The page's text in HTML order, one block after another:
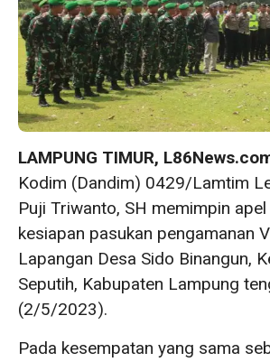
LAMPUNG TIMUR,
Kodim (Dandim) 0429/Lamtim
Puji Triwanto, SH memimpin
kesiapan pasukan pengamanan
Lapangan Desa Sido Binangun,
Seputih, Kabupaten Lampung
(2/5/2023).
Pada kesempatan yang sama